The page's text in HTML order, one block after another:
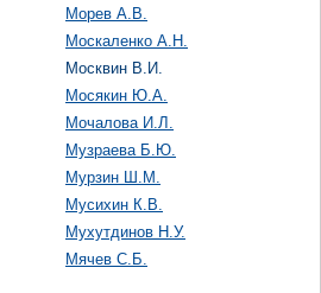
Морев А.В.
Москаленко А.Н.
Москвин В.И.
Мосякин Ю.А.
Мочалова И.Л.
Музраева Б.Ю.
Мурзин Ш.М.
Мусихин К.В.
Мухутдинов Н.У.
Мячев С.Б.